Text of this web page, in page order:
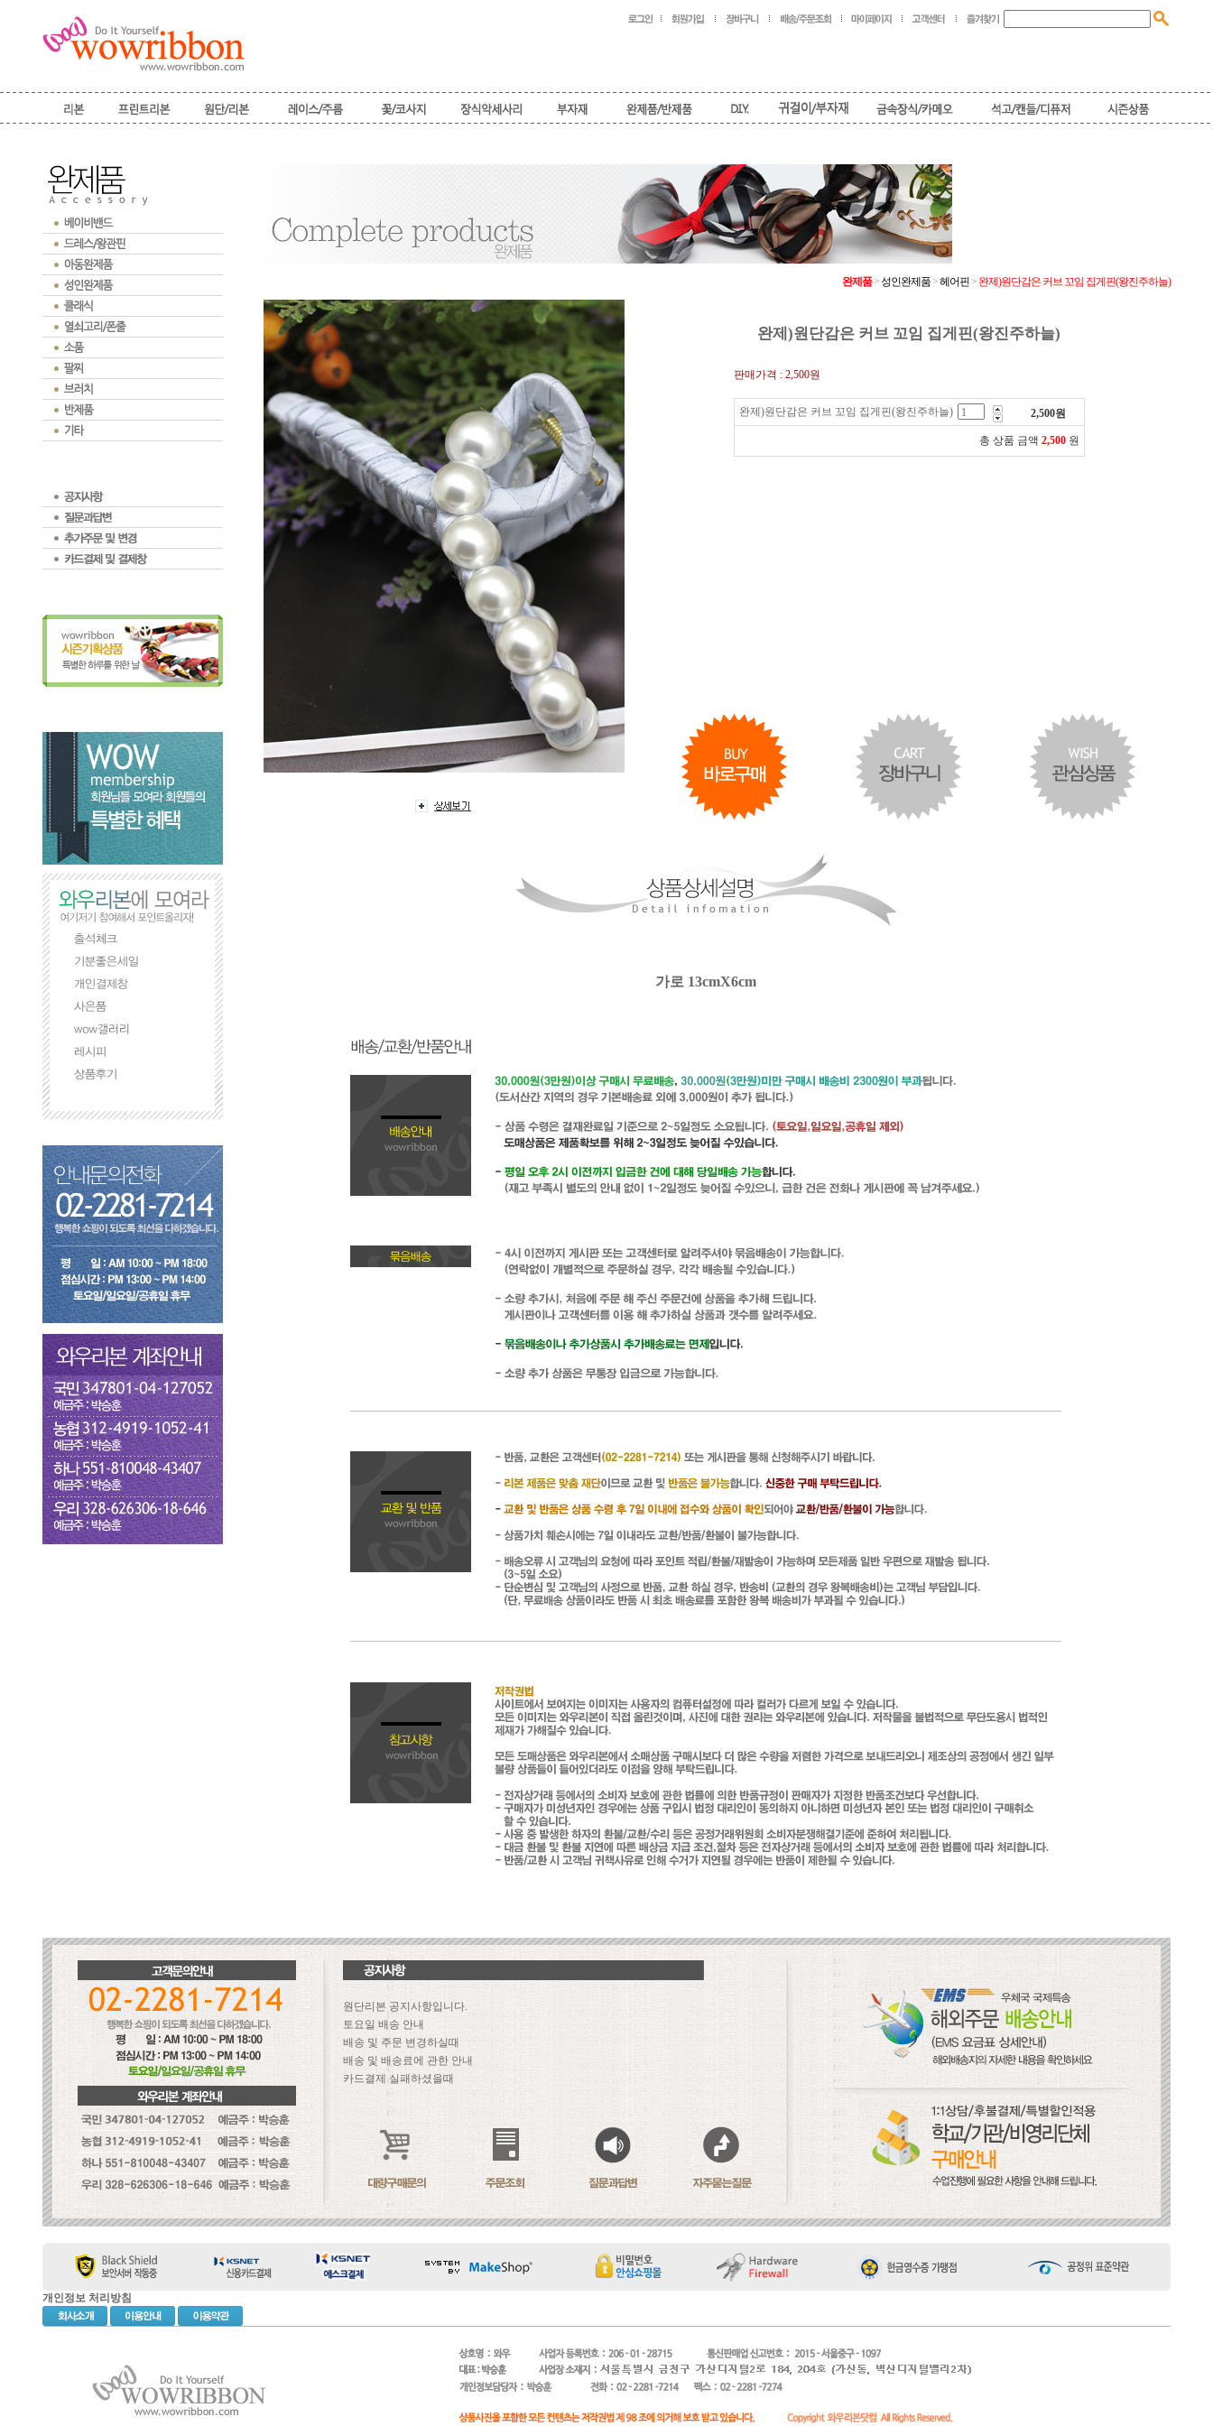
완제품>성인완제품>헤어핀> 완제)원단감은 커브 꼬임 집게핀(왕진주하늘)
완제)원단감은 커브 꼬임 집게핀(왕진주하늘)
판매가격 : 2,500원
완제)원단감은 커브 꼬임 집게핀(왕진주하늘) 2,500원
총 상품 금액 2,500 원
가로 13cmX6cm
원단리본 공지사항입니다.
토요일 배송 안내
배송 및 주문 변경하실때
배송 및 배송료에 관한 안내
카드결제 실패하셨을때
개인정보 처리방침